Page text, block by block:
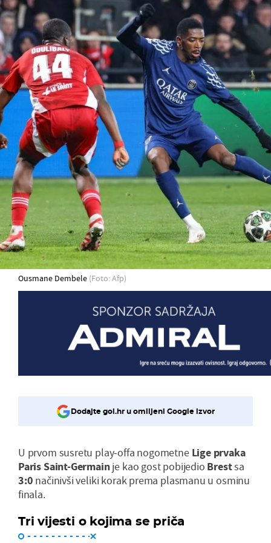
Ousmane Dembele (Foto: Afp)
Dodajte gol.hr u omiljeni Google izvor
U prvom susretu play-offa nogometne Lige prvaka
Paris Saint-Germainje kao gost pobijedio Brestsa
3:0 načinivši veliki korak prema plasmanu u osminu
finala.
Tri vijesti o kojima se priča